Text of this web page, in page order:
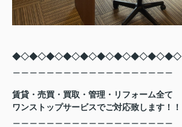
◆◇◆◇◆◇◆◇◆◇◆◇◆◇◆◇◆◇◆◇
賃貸・売買・買取・管理・リフォーム全て
ワンストップサービスでご対応致します！！